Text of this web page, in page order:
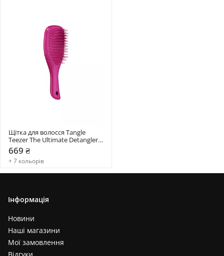
Щітка для волосся Tangle
Teezer The Ultimate Detangler
Mini
669 ₴
+ 7 кольорів
Інформація
Новини
Наші магазини
Мої замовлення